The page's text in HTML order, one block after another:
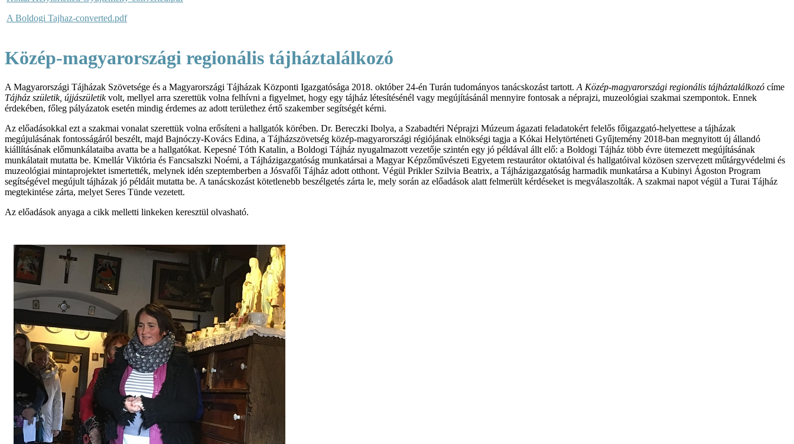
A Boldogi Tajhaz-converted.pdf
Közép-magyarországi regionális tájháztalálkozó
A Magyarországi Tájházak Szövetsége és a Magyarországi Tájházak Központi Igazgatósága 2018. október 24-én Turán tudományos tanácskozást tartott. A Közép-magyarországi regionális tájháztalálkozó címe
Tájház születik, újjászületikvolt, mellyel arra szerettük volna felhívni a figyelmet, hogy egy tájház létesítésénél vagy megújításánál mennyire fontosak a néprajzi, muzeológiai szakmai szempontok. Ennek
érdekében, főleg pályázatok esetén mindig érdemes az adott területhez értő szakember segítségét kérni.
Az előadásokkal ezt a szakmai vonalat szerettük volna erősíteni a hallgatók körében. Dr. Bereczki Ibolya, a Szabadtéri Néprajzi Múzeum ágazati feladatokért felelős főigazgató-helyettese a tájházak
megújulásának fontosságáról beszélt, majd Bajnóczy-Kovács Edina, a Tájházszövetség közép-magyarországi régiójának elnökségi tagja a Kókai Helytörténeti Gyűjtemény 2018-ban megnyitott új állandó
kiállításának előmunkálataiba avatta be a hallgatókat. Kepesné Tóth Katalin, a Boldogi Tájház nyugalmazott vezetője szintén egy jó példával állt elő: a Boldogi Tájház több évre ütemezett megújításának
munkálatait mutatta be. Kmellár Viktória és Fancsalszki Noémi, a Tájházigazgatóság munkatársai a Magyar Képzőművészeti Egyetem restaurátor oktatóival és hallgatóival közösen szervezett műtárgyvédelmi és
muzeológiai mintaprojektet ismertették, melynek idén szeptemberben a Jósvafői Tájház adott otthont. Végül Prikler Szilvia Beatrix, a Tájházigazgatóság harmadik munkatársa a Kubinyi Ágoston Program
segítségével megújult tájházak jó példáit mutatta be. A tanácskozást kötetlenebb beszélgetés zárta le, mely során az előadások alatt felmerült kérdéseket is megválaszolták. A szakmai napot végül a Turai Tájház
megtekintése zárta, melyet Seres Tünde vezetett.
Az előadások anyaga a cikk melletti linkeken keresztül olvasható.